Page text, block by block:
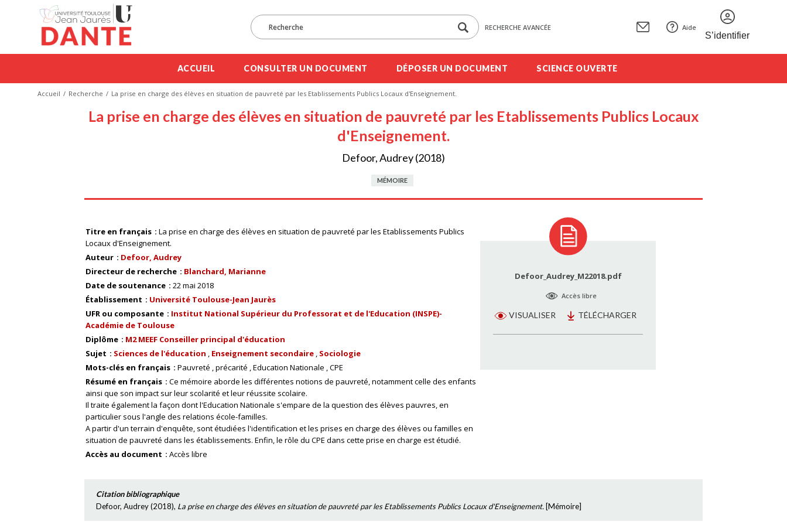
RECHERCHE AVANCÉE Aide
S’identifier
ACCUEIL CONSULTER UN DOCUMENT DÉPOSER UN DOCUMENT SCIENCE OUVERTE
Accueil Recherche La prise en charge des élèves en situation de pauvreté par les Etablissements Publics Locaux d'Enseignement.
La prise en charge des élèves en situation de pauvreté par les Etablissements Publics Locaux
d'Enseignement.
Defoor, Audrey (2018)
MÉMOIRE
Titre en français
La prise en charge des élèves en situation de pauvreté par les Etablissements Publics
Locaux d'Enseignement.
Auteur
Defoor, Audrey
Directeur de recherche
Blanchard, Marianne
Date de soutenance
22 mai 2018
Établissement
Université Toulouse-Jean Jaurès
UFR ou composante
Institut National Supérieur du Professorat et de l'Education (INSPE)-
Académie de Toulouse
Diplôme
M2 MEEF Conseiller principal d'éducation
Sujet
Sciences de l'éducation Enseignement secondaire Sociologie
Mots-clés en français
Pauvreté précarité Education Nationale CPE
Résumé en français
Ce mémoire aborde les différentes notions de pauvreté, notamment celle des enfants
ainsi que son impact sur leur scolarité et leur réussite scolaire.
Il traite également la façon dont l'Education Nationale s'empare de la question des élèves pauvres, en
particulier sous l'angle des relations école-familles.
A partir d'un terrain d'enquête, sont étudiées l'identification et les prises en charge des élèves ou familles en
situation de pauvreté dans les établissements. Enfin, le rôle du CPE dans cette prise en charge est étudié.
Accès au document
Accès libre
Defoor_Audrey_M22018.pdf
Accès libre
VISUALISER TÉLÉCHARGER
Citation bibliographique
Defoor, Audrey(2018), La prise en charge des élèves en situation de pauvreté par les Etablissements Publics Locaux d'Enseignement. [Mémoire]